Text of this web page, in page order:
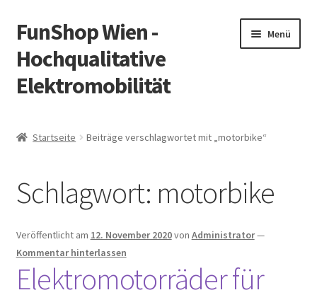
Zur
Navigation
springen
Zum
Inhalt
springen
FunShop Wien -
Hochqualitative
Elektromobilität
Menü
Vorsicht Internetbetrug
Über FunShop
Impressum
Startseite Beiträge verschlagwortet mit „motorbike“
Schlagwort: motorbike
Veröffentlicht am 12. November 2020von Administrator—
Kommentar hinterlassen
Elektromotorräder für